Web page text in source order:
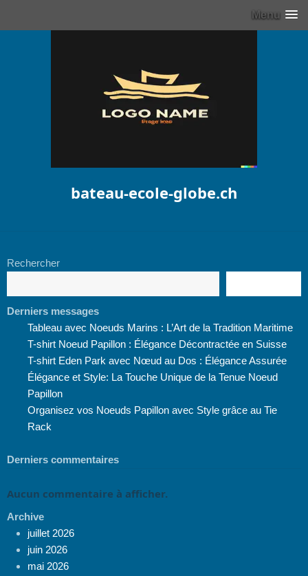
Menu
bateau-ecole-globe.ch
Rechercher
Derniers messages
Tableau avec Noeuds Marins : L’Art de la Tradition Maritime
T-shirt Noeud Papillon : Élégance Décontractée en Suisse
T-shirt Eden Park avec Nœud au Dos : Élégance Assurée
Élégance et Style: La Touche Unique de la Tenue Noeud
Papillon
Organisez vos Noeuds Papillon avec Style grâce au Tie
Rack
Derniers commentaires
Aucun commentaire à afficher.
Archive
juillet 2026
juin 2026
mai 2026